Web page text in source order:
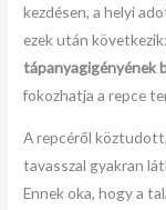
kezdésen, a helyi
ezek után
tápanyagigényének
fokozhatja a repce
A repcéről
tavasszal gyakran
Ennek oka, hogy a